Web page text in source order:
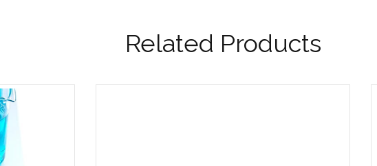
Related Products